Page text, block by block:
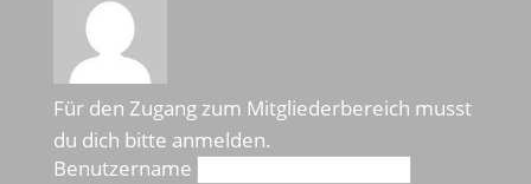
Für den Zugang zum Mitgliederbereich musst
du dich bitte anmelden.
Benutzername